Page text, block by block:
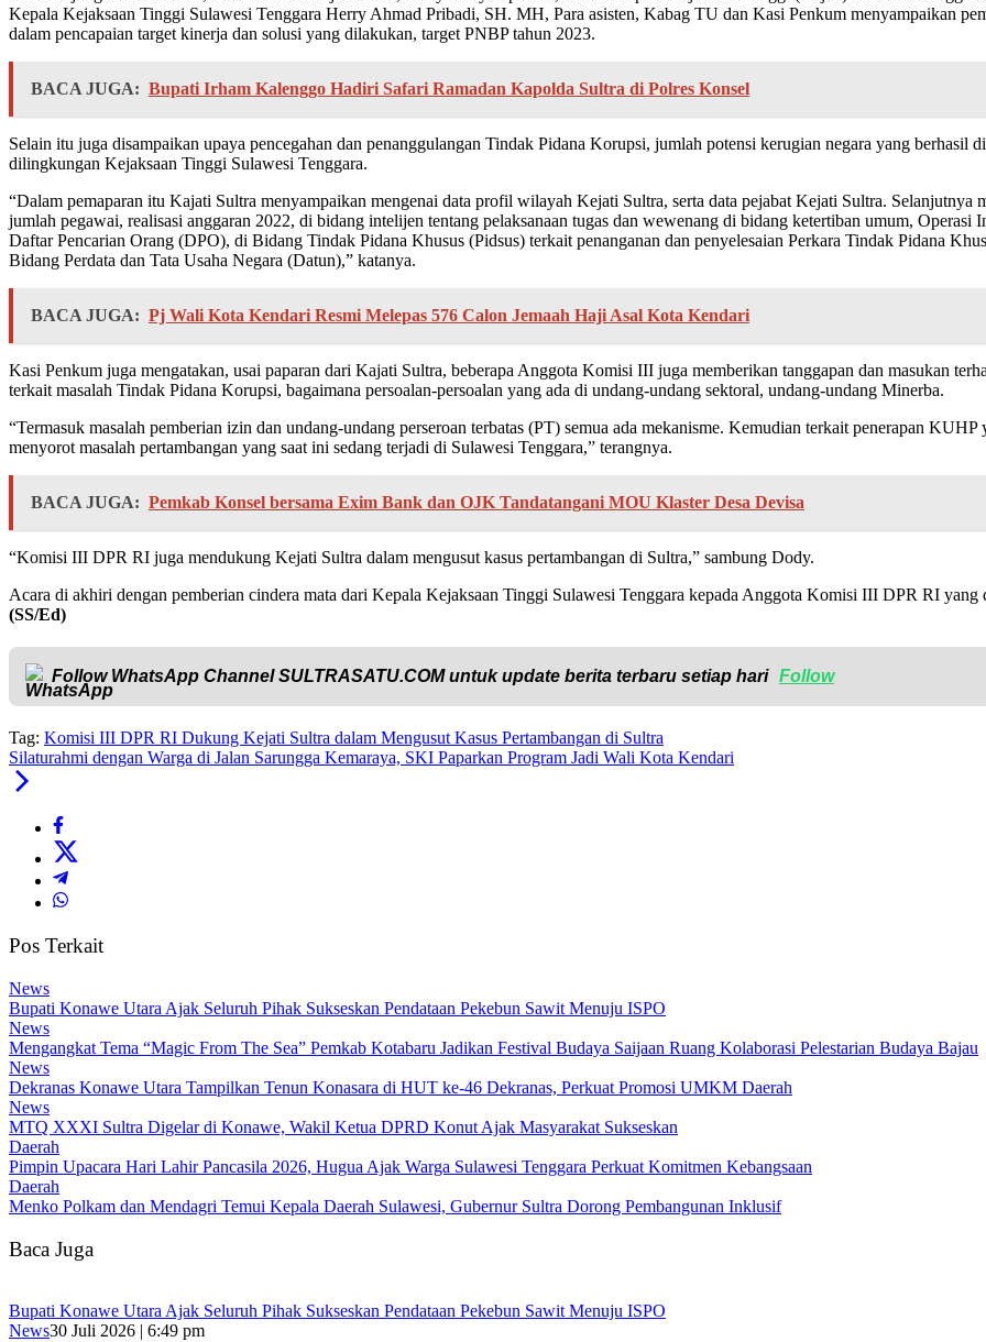
Kepala Kejaksaan Tinggi Sulawesi Tenggara Herry Ahmad Pribadi, SH. MH, Para asisten, Kabag TU dan Kasi Penkum menyampaikan
dalam pencapaian target kinerja dan solusi yang dilakukan, target PNBP tahun 2023.
BACA JUGA: Bupati Irham Kalenggo Hadiri Safari Ramadan Kapolda Sultra di Polres Konsel
Selain itu juga disampaikan upaya pencegahan dan penanggulangan Tindak Pidana Korupsi, jumlah potensi kerugian negara yang berhasil
dilingkungan Kejaksaan Tinggi Sulawesi Tenggara.
“Dalam pemaparan itu Kajati Sultra menyampaikan mengenai data profil wilayah Kejati Sultra, serta data pejabat Kejati Sultra.
jumlah pegawai, realisasi anggaran 2022, di bidang intelijen tentang pelaksanaan tugas dan wewenang di bidang ketertiban umum,
Daftar Pencarian Orang (DPO), di Bidang Tindak Pidana Khusus (Pidsus) terkait penanganan dan penyelesaian Perkara Tindak Pidana
Bidang Perdata dan Tata Usaha Negara (Datun),” katanya.
BACA JUGA: Pj Wali Kota Kendari Resmi Melepas 576 Calon Jemaah Haji Asal Kota Kendari
Kasi Penkum juga mengatakan, usai paparan dari Kajati Sultra, beberapa Anggota Komisi III juga memberikan tanggapan dan masukan
terkait masalah Tindak Pidana Korupsi, bagaimana persoalan-persoalan yang ada di undang-undang sektoral, undang-undang Minerba.
“Termasuk masalah pemberian izin dan undang-undang perseroan terbatas (PT) semua ada mekanisme. Kemudian terkait penerapan
menyorot masalah pertambangan yang saat ini sedang terjadi di Sulawesi Tenggara,” terangnya.
BACA JUGA: Pemkab Konsel bersama Exim Bank dan OJK Tandatangani MOU Klaster Desa Devisa
“Komisi III DPR RI juga mendukung Kejati Sultra dalam mengusut kasus pertambangan di Sultra,” sambung Dody.
Acara di akhiri dengan pemberian cindera mata dari Kepala Kejaksaan Tinggi Sulawesi Tenggara kepada Anggota Komisi III DPR RI
(SS/Ed)
Follow WhatsApp ChannelSULTRASATU.COMuntuk update berita terbaru setiap hari Follow
Tag: Komisi III DPR RI Dukung Kejati Sultra dalam Mengusut Kasus Pertambangan di Sultra
Silaturahmi dengan Warga di Jalan Sarungga Kemaraya, SKI Paparkan Program Jadi Wali Kota Kendari
Pos Terkait
News
Bupati Konawe Utara Ajak Seluruh Pihak Sukseskan Pendataan Pekebun Sawit Menuju ISPO
News
Mengangkat Tema “Magic From The Sea” Pemkab Kotabaru Jadikan Festival Budaya Saijaan Ruang Kolaborasi Pelestarian Budaya Bajau
News
Dekranas Konawe Utara Tampilkan Tenun Konasara di HUT ke-46 Dekranas, Perkuat Promosi UMKM Daerah
News
MTQ XXXI Sultra Digelar di Konawe, Wakil Ketua DPRD Konut Ajak Masyarakat Sukseskan
Daerah
Pimpin Upacara Hari Lahir Pancasila 2026, Hugua Ajak Warga Sulawesi Tenggara Perkuat Komitmen Kebangsaan
Daerah
Menko Polkam dan Mendagri Temui Kepala Daerah Sulawesi, Gubernur Sultra Dorong Pembangunan Inklusif
Baca Juga
Bupati Konawe Utara Ajak Seluruh Pihak Sukseskan Pendataan Pekebun Sawit Menuju ISPO
News30 Juli 2026 | 6:49 pm